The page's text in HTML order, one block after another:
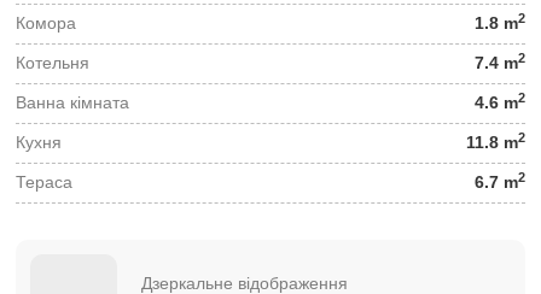
Комора 1.8 m2
Котельня 7.4 m2
Ванна кімната 4.6 m2
Кухня 11.8 m2
Тераса 6.7 m2
Дзеркальне відображення